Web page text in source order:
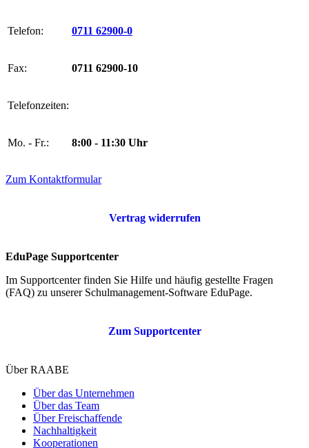
Telefon: 0711 62900-0
Fax: 0711 62900-10
Telefonzeiten:
Mo. - Fr.: 8:00 - 11:30 Uhr
Zum Kontaktformular
Vertrag widerrufen
EduPage Supportcenter
Im Supportcenter finden Sie Hilfe und häufig gestellte Fragen
(FAQ) zu unserer Schulmanagement-Software EduPage.
Zum Supportcenter
Über RAABE
Über das Unternehmen
Über das Team
Über Freischaffende
Nachhaltigkeit
Kooperationen